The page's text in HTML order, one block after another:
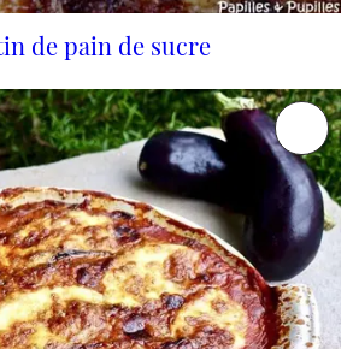
de pain de sucre